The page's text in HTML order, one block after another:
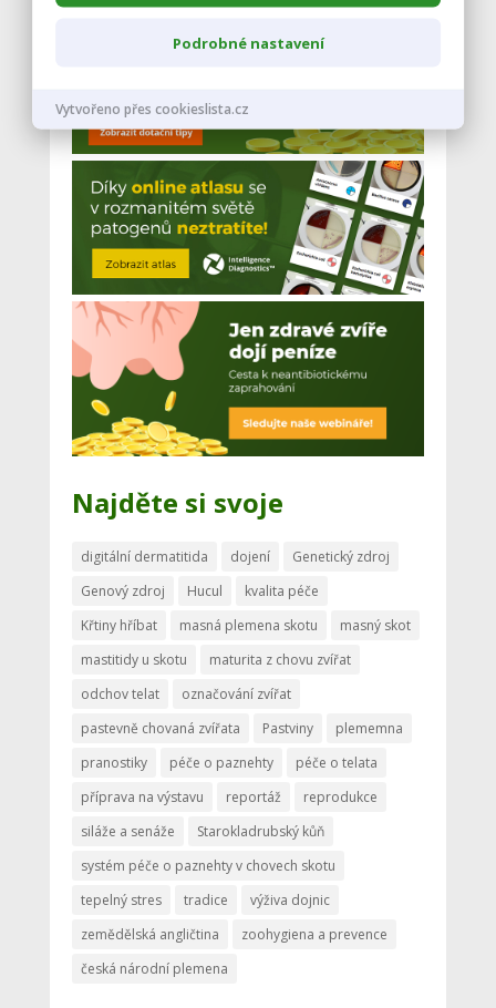
Najděte si svoje
digitální dermatitida dojení
Genetický zdroj
Genový zdroj
Hucul
kvalita péče
Křtiny hříbat
masná plemena skotu
masný skot
mastitidy u skotu
maturita z chovu zvířat
odchov telat
označování zvířat
pastevně chovaná zvířata
Pastviny
plememna
pranostiky
péče o paznehty
péče o telata
příprava na výstavu
reportáž
reprodukce
siláže a senáže
Starokladrubský kůň
systém péče o paznehty v chovech skotu
tepelný stres
tradice
výživa dojnic
zemědělská angličtina
zoohygiena a prevence
česká národní plemena
Podrobné nastavení
Vytvořeno přes cookieslista.cz